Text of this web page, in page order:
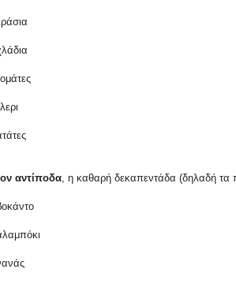
αντίποδα , η καθαρή δεκαπεντάδα (δηλαδή τα